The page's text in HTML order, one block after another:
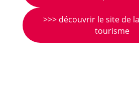
>>> découvrir le site de
tourisme